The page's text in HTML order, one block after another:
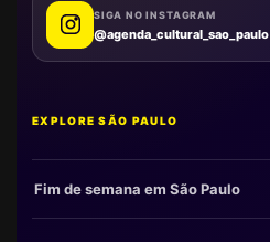
SIGA NO INSTAGRAM
@agenda_cultural_sao_paulo
EXPLORE SÃO PAULO
Fim de semana em São Paulo